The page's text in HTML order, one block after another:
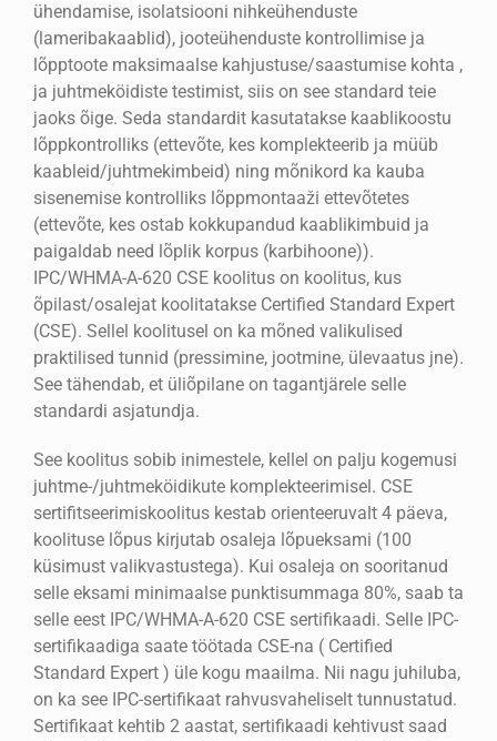
ühendamise, isolatsiooni nihkeühenduste
(lameribakaablid), jooteühenduste kontrollimise ja
lõpptoote maksimaalse kahjustuse/saastumise kohta ,
ja juhtmeköidiste testimist, siis on see standard teie
jaoks õige. Seda standardit kasutatakse kaablikoostu
lõppkontrolliks (ettevõte, kes komplekteerib ja müüb
kaableid/juhtmekimbeid) ning mõnikord ka kauba
sisenemise kontrolliks lõppmontaaži ettevõtetes
(ettevõte, kes ostab kokkupandud kaablikimbuid ja
paigaldab need lõplik korpus (karbihoone)).
IPC/WHMA-A-620 CSE koolitus on koolitus, kus
õpilast/osalejat koolitatakse Certified Standard Expert
(CSE). Sellel koolitusel on ka mõned valikulised
praktilised tunnid (pressimine, jootmine, ülevaatus jne).
See tähendab, et üliõpilane on tagantjärele selle
standardi asjatundja.
See koolitus sobib inimestele, kellel on palju kogemusi
juhtme-/juhtmeköidikute komplekteerimisel. CSE
sertifitseerimiskoolitus kestab orienteeruvalt 4 päeva,
koolituse lõpus kirjutab osaleja lõpueksami (100
küsimust valikvastustega). Kui osaleja on sooritanud
selle eksami minimaalse punktisummaga 80%, saab ta
selle eest IPC/WHMA-A-620 CSE sertifikaadi. Selle IPC-
sertifikaadiga saate töötada CSE-na ( Certified
Standard Expert ) üle kogu maailma. Nii nagu juhiluba,
on ka see IPC-sertifikaat rahvusvaheliselt tunnustatud.
Sertifikaat kehtib 2 aastat, sertifikaadi kehtivust saad